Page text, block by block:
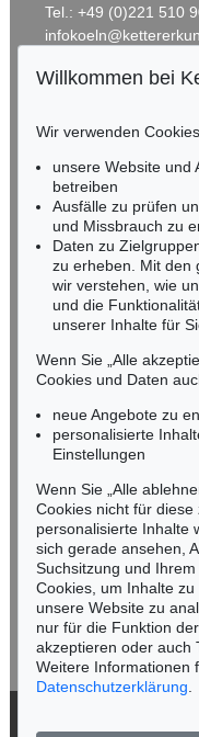
Auktion 301 - Lot 101
Biblia ectypa, neuer Einbd.
Ergebnis:€ 952
Auktion 373 - Lot 624
C. WEIGEL
Sculptura historiarum (1697), 1697
Ergebnis:€ 600
Auktion 414 - Lot 845
Tel.: +49 (0)221 510
RHEINLAND-PFALZ
Miriam Heß
Tel.: +49 (0)62 21 58
Fax: +49 (0)62 21 58
Nico Kassel, M.A.
Tel.: +49 (0)89
Mobil: +49 (0)171
Keine Auktion
Wir
Jetzt zum
© 2026 Ketterer
Willkommen bei
Wir verwenden
unsere Website und
betreiben
Ausfälle zu prüfen
und Missbrauch zu
Daten zu
zu erheben. Mit den
wir verstehen, wie
und die
unserer Inhalte für
Wenn Sie „Alle
Cookies und Daten
neue Angebote zu
personalisierte
Einstellungen
Wenn Sie „Alle
Cookies nicht für
personalisierte Inhalte
sich gerade ansehen,
Suchsitzung und
Cookies, um Inhalte
unsere Website zu
nur für die Funktion
akzeptieren oder auch
Weitere Informationen
Datenschutzerklärung